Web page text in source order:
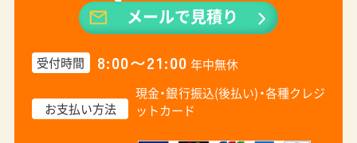
メールで見積り
受付時間 8:00〜21:00 年中無休
お支払い方法
現金・銀行振込(後払い)・各種クレジ
ットカード